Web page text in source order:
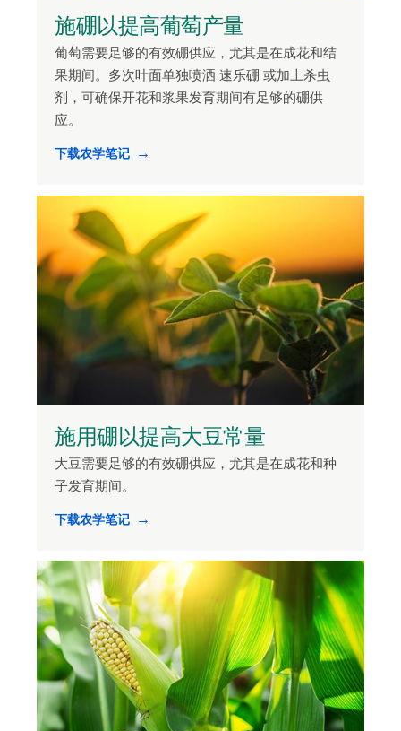
施硼以提高葡萄产量
葡萄需要足够的有效硼供应，尤其是在成花和结
果期间。多次叶面单独喷洒 速乐硼 或加上杀虫
剂，可确保开花和浆果发育期间有足够的硼供
应。
下载农学笔记
施用硼以提高大豆常量
大豆需要足够的有效硼供应，尤其是在成花和种
子发育期间。
下载农学笔记